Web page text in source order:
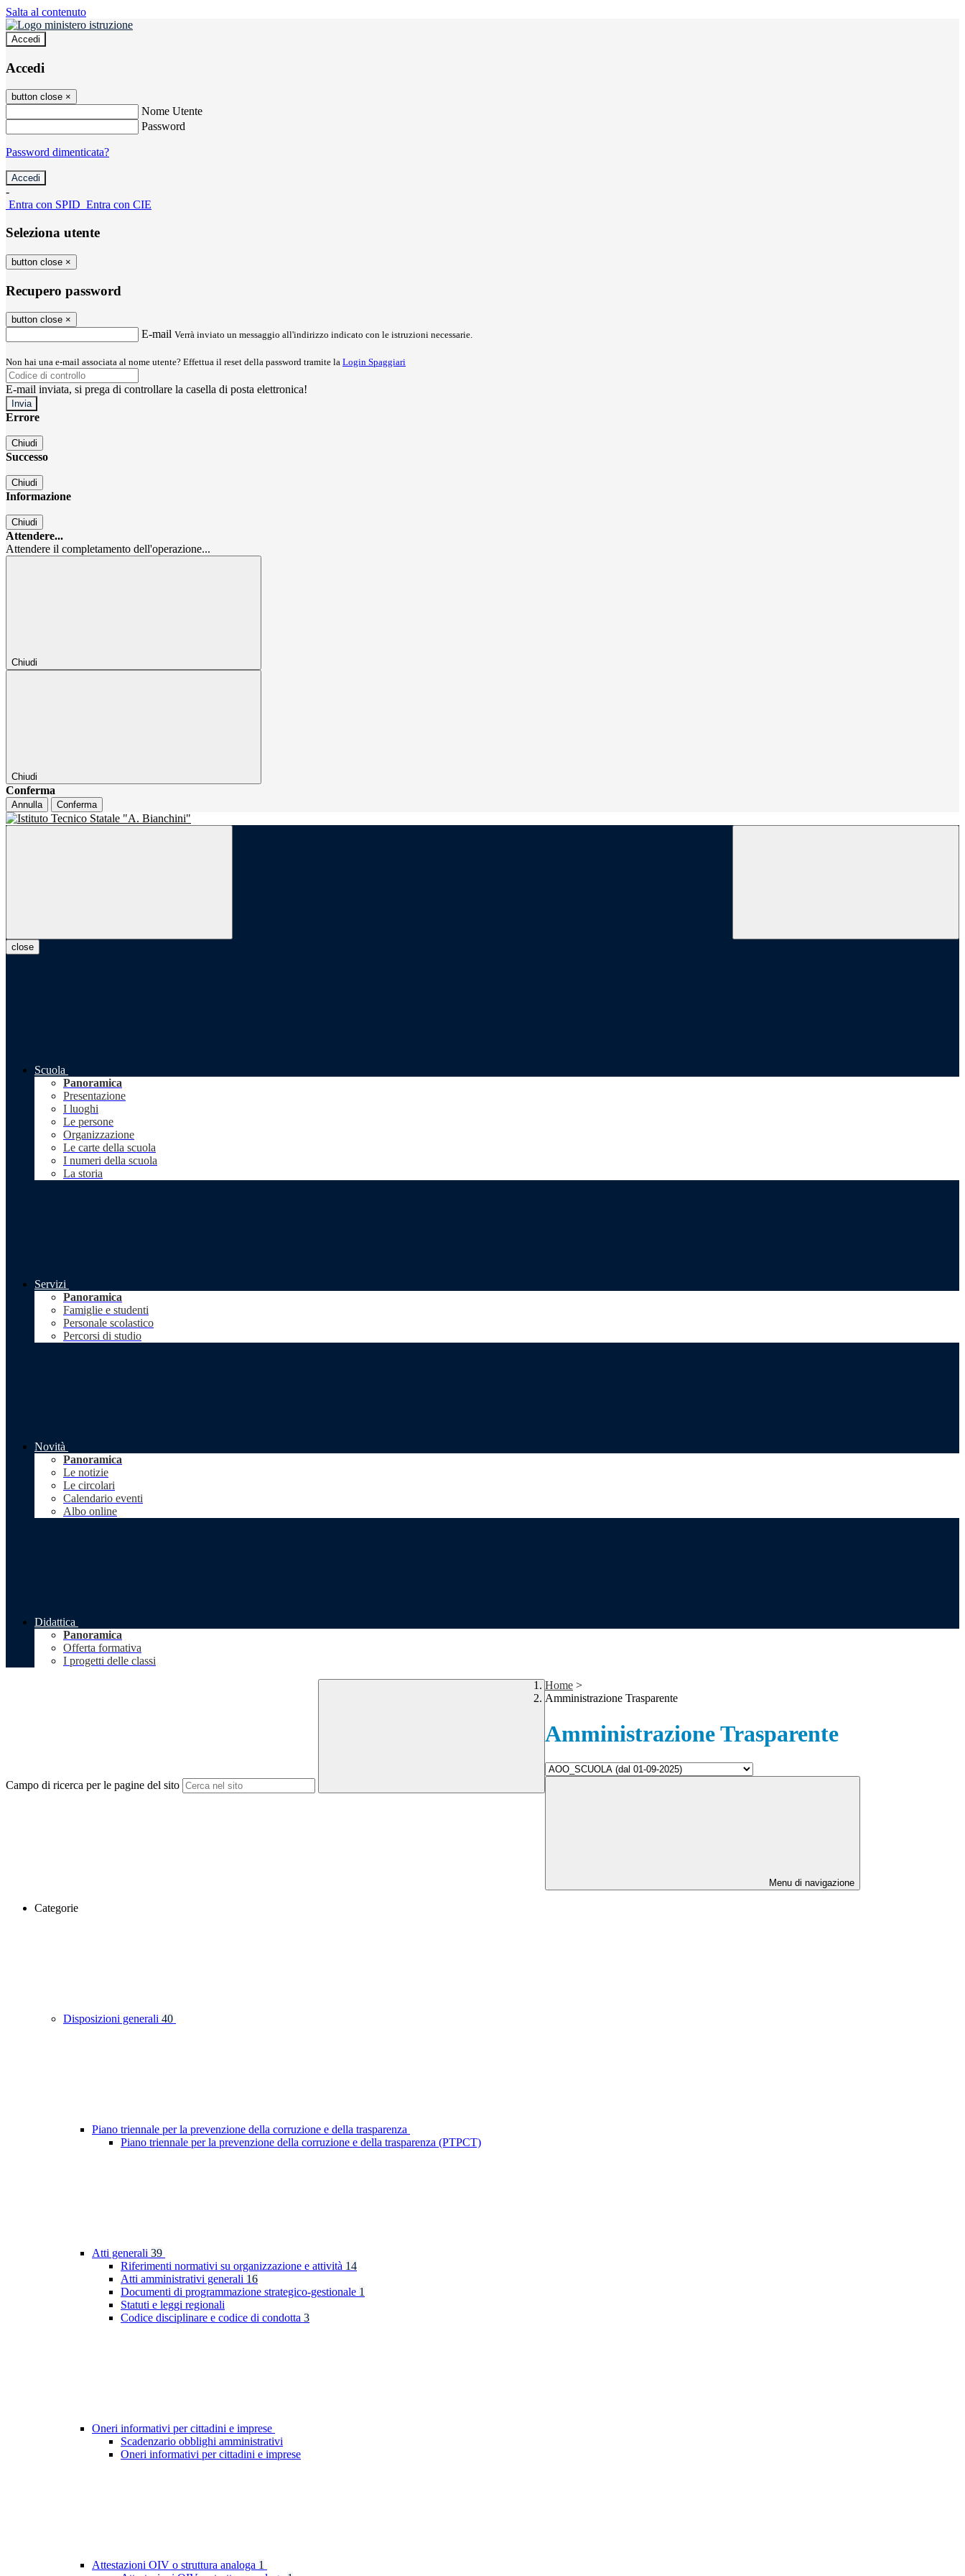
Salta al contenuto
Accedi
Accedi
button close ×
Nome Utente
Password
Password dimenticata?
-
Entra con SPID Entra con CIE
Seleziona utente
button close ×
Recupero password
button close ×
E-mail Verrà inviato un messaggio all'indirizzo indicato con le istruzioni necessarie.
Non hai una e-mail associata al nome utente? Effettua il reset della password tramite la Login Spaggiari
E-mail inviata, si prega di controllare la casella di posta elettronica!
Errore
Chiudi
Successo
Chiudi
Informazione
Chiudi
Attendere...
Attendere il completamento dell'operazione...
Chiudi
Chiudi
Conferma
Annulla Conferma
close
Scuola
Panoramica
Presentazione
I luoghi
Le persone
Organizzazione
Le carte della scuola
I numeri della scuola
La storia
Servizi
Panoramica
Famiglie e studenti
Personale scolastico
Percorsi di studio
Novità
Panoramica
Le notizie
Le circolari
Calendario eventi
Albo online
Didattica
Panoramica
Offerta formativa
I progetti delle classi
Campo di ricerca per le pagine del sito
Home >
Amministrazione Trasparente
Amministrazione Trasparente
Menu di navigazione
Categorie
Disposizioni generali 40
Piano triennale per la prevenzione della corruzione e della trasparenza
Piano triennale per la prevenzione della corruzione e della trasparenza (PTPCT)
Atti generali 39
Riferimenti normativi su organizzazione e attività 14
Atti amministrativi generali 16
Documenti di programmazione strategico-gestionale 1
Statuti e leggi regionali
Codice disciplinare e codice di condotta 3
Oneri informativi per cittadini e imprese
Scadenzario obblighi amministrativi
Oneri informativi per cittadini e imprese
Attestazioni OIV o struttura analoga 1